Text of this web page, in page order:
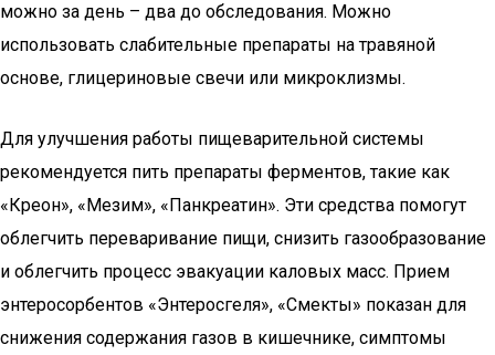
можно за день – два до обследования. Можно
использовать слабительные препараты на травяной
основе, глицериновые свечи или микроклизмы.
Для улучшения работы пищеварительной системы
рекомендуется пить препараты ферментов, такие как
«Креон», «Мезим», «Панкреатин». Эти средства помогут
облегчить переваривание пищи, снизить газообразование
и облегчить процесс эвакуации каловых масс. Прием
энтеросорбентов «Энтеросгеля», «Смекты» показан для
снижения содержания газов в кишечнике, симптомы